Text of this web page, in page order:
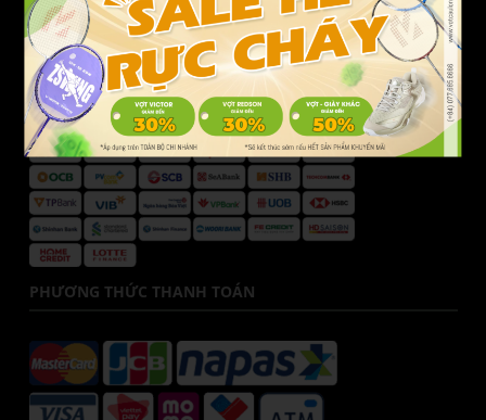
Email: cskh@votcaulongshop.vn
DANH SÁCH NGÂN HÀNG
PHƯƠNG THỨC THANH TOÁN